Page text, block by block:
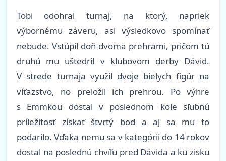
Tobi odohral turnaj, na ktorý, napriek
výbornému záveru, asi výsledkovo spomínať
nebude. Vstúpil doň dvoma prehrami, pričom tú
druhú mu uštedril v klubovom derby Dávid.
V strede turnaja využil dvoje bielych figúr na
víťazstvo, no preložil ich prehrou. Po výhre
s Emmkou dostal v poslednom kole sľubnú
príležitosť získať štvrtý bod a aj sa mu to
podarilo. Vďaka nemu sa v kategórii do 14 rokov
dostal na poslednú chvíľu pred Dávida a ku zisku